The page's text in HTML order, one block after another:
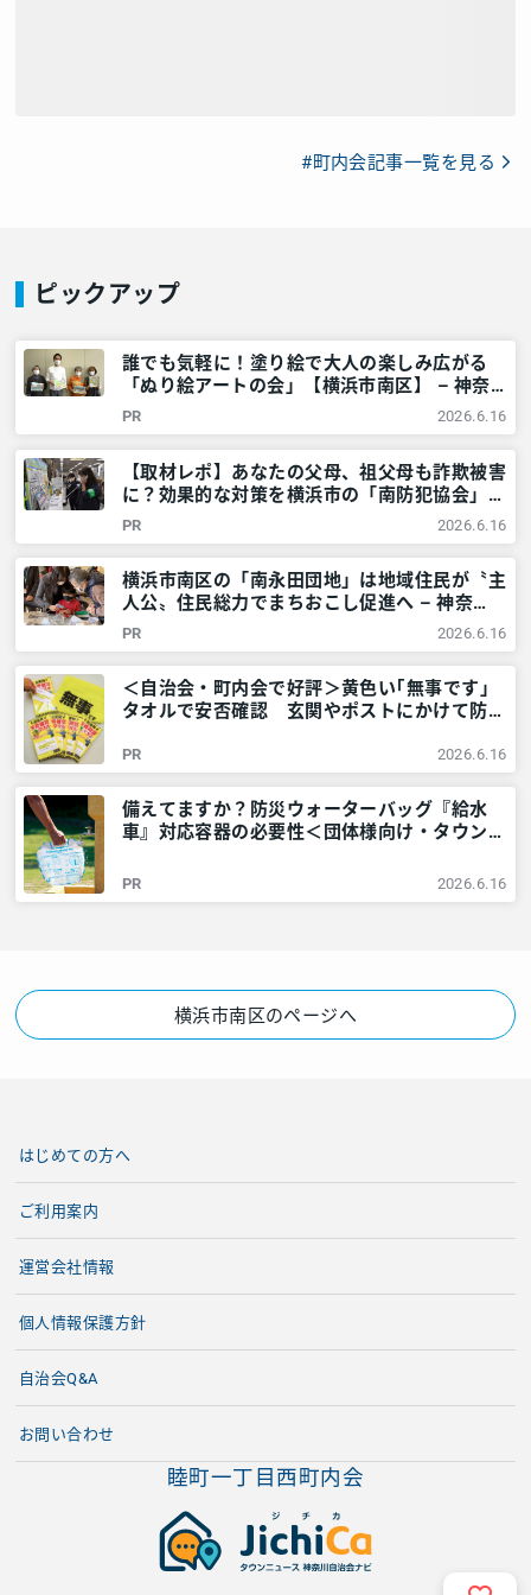
#町内会記事一覧を見る
ピックアップ
誰でも気軽に！塗り絵で大人の楽しみ広がる
「ぬり絵アートの会」【横浜市南区】 – 神奈
川・東京多摩のご近所情報 – レアリア
PR 2026.6.16
【取材レポ】あなたの父母、祖父母も詐欺被害
に？効果的な対策を横浜市の「南防犯協会」に
教えてもらいました！ – 神奈川・東京多摩の
ご近所情報 – レアリア
PR 2026.6.16
横浜市南区の「南永田団地」は地域住民が〝主
人公〟住民総力でまちおこし促進へ – 神奈
川・東京多摩のご近所情報 – レアリア
PR 2026.6.16
＜自治会・町内会で好評＞黄色い｢無事です｣
タオルで安否確認 玄関やポストにかけて防災
アリア
PR 2026.6.16
備えてますか？防災ウォーターバッグ『給水
車』対応容器の必要性＜団体様向け・タウンニ
多摩のご近所情報 – レアリア
PR 2026.6.16
横浜市南区のページへ
睦町一丁目西町内会
はじめての方へ
ご利用案内
運営会社情報
個人情報保護方針
自治会Q&A
お問い合わせ